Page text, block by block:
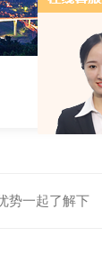
势一起了解下